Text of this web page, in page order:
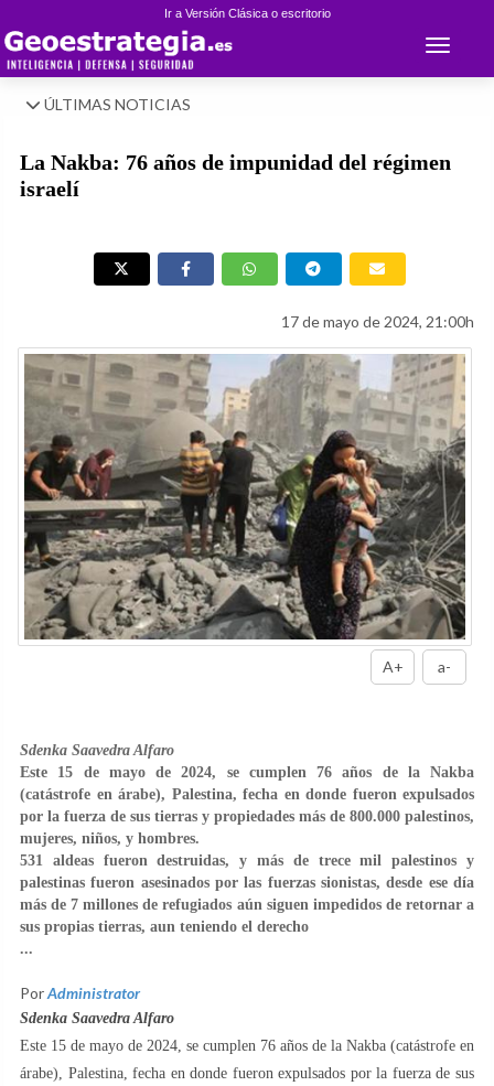
Ir a Versión Clásica o escritorio
Toggle
ÚLTIMAS NOTICIAS
La Nakba: 76 años de impunidad del régimen
israelí
17 de mayo de 2024, 21:00h
A+ a-
Sdenka Saavedra Alfaro
Este 15 de mayo de 2024, se cumplen 76 años de la Nakba
(catástrofe en árabe), Palestina, fecha en donde fueron expulsados
por la fuerza de sus tierras y propiedades más de 800.000 palestinos,
mujeres, niños, y hombres.
531 aldeas fueron destruidas, y más de trece mil palestinos y
palestinas fueron asesinados por las fuerzas sionistas, desde ese día
más de 7 millones de refugiados aún siguen impedidos de retornar a
sus propias tierras, aun teniendo el derecho
...
PorAdministrator
Sdenka Saavedra Alfaro
Este 15 de mayo de 2024, se cumplen 76 años de la Nakba (catástrofe en
árabe), Palestina, fecha en donde fueron expulsados por la fuerza de sus